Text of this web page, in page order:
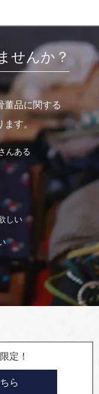
せんか？
董品に関する
ます。
んある
しい
定！
ら